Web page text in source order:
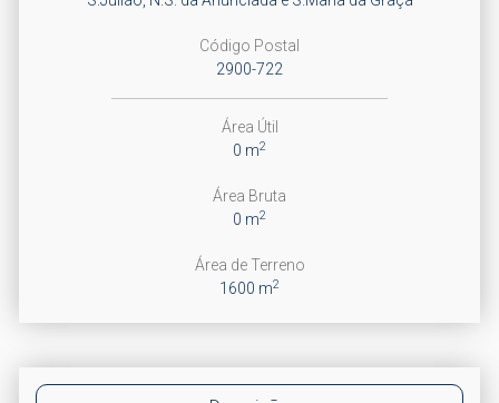
Código Postal
2900-722
Área Útil
0 m2
Área Bruta
0 m2
Área de Terreno
1600 m2